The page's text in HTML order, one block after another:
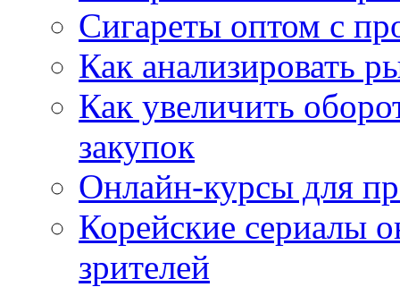
Сигареты оптом с
Как анализировать
Как увеличить
закупок
Онлайн-курсы для
Корейские сериалы
зрителей